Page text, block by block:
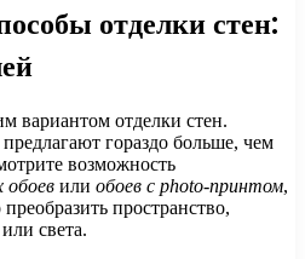
отделки стен:
вариантом отделки стен.
гораздо больше, чем
возможность
обоев или обоев с photo-принтом,
пространство,
света.